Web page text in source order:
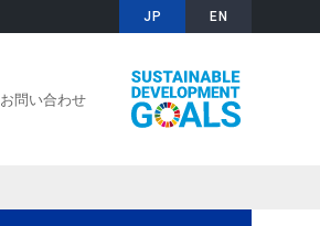
お問い合わせ
JP EN